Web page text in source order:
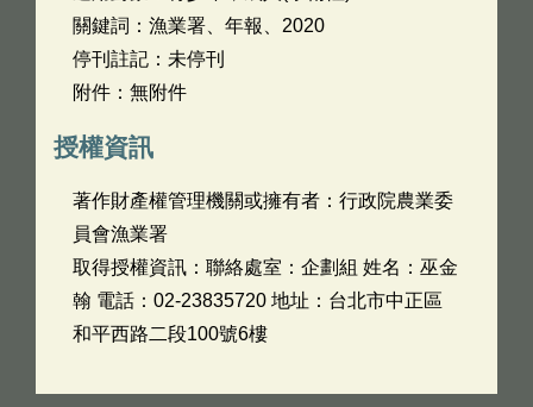
關鍵詞：漁業署、年報、2020
停刊註記：未停刊
附件：無附件
授權資訊
著作財產權管理機關或擁有者：行政院農業委
員會漁業署
取得授權資訊：聯絡處室：企劃組 姓名：巫金
翰 電話：02-23835720 地址：台北市中正區
和平西路二段100號6樓